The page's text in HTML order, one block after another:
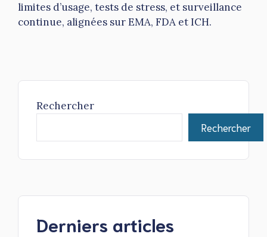
limites d’usage, tests de stress, et surveillance
continue, alignées sur EMA, FDA et ICH.
Rechercher
Rechercher
Derniers articles